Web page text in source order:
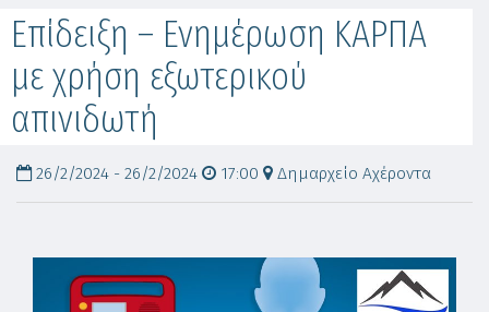
Επίδειξη – Ενημέρωση ΚΑΡΠΑ
με χρήση εξωτερικού
απινιδωτή
26/2/2024 - 26/2/2024 17:00 Δημαρχείο Αχέροντα